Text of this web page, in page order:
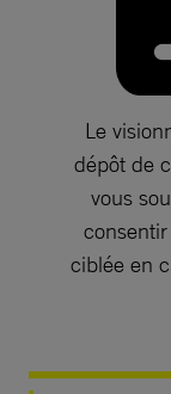
Le
dépôt de
vous
ciblée en